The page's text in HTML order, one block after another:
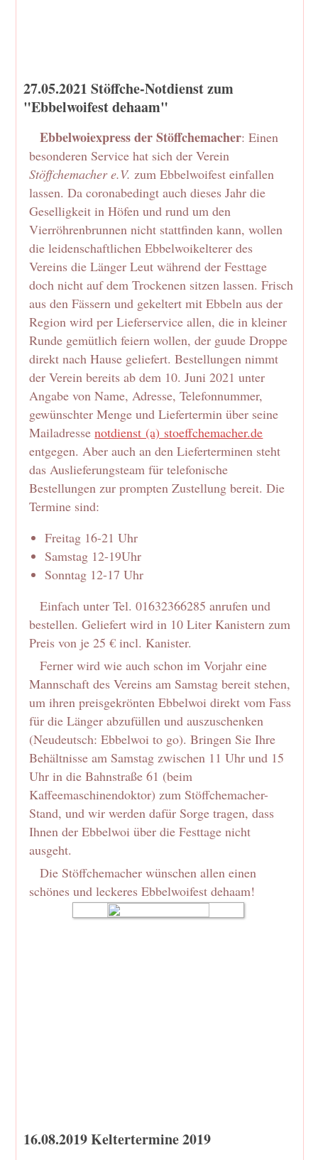
27.05.2021 Stöffche-Notdienst zum
"Ebbelwoifest dehaam"
Ebbelwoiexpress der Stöffchemacher: Einen
besonderen Service hat sich der Verein
Stöffchemacher e.V. zum Ebbelwoifest einfallen
lassen. Da coronabedingt auch dieses Jahr die
Geselligkeit in Höfen und rund um den
Vierröhrenbrunnen nicht stattfinden kann, wollen
die leidenschaftlichen Ebbelwoikelterer des
Vereins die Länger Leut während der Festtage
doch nicht auf dem Trockenen sitzen lassen. Frisch
aus den Fässern und gekeltert mit Ebbeln aus der
Region wird per Lieferservice allen, die in kleiner
Runde gemütlich feiern wollen, der guude Droppe
direkt nach Hause geliefert. Bestellungen nimmt
der Verein bereits ab dem 10. Juni 2021 unter
Angabe von Name, Adresse, Telefonnummer,
gewünschter Menge und Liefertermin über seine
Mailadressenotdienst (a) stoeffchemacher.de
entgegen. Aber auch an den Lieferterminen steht
das Auslieferungsteam für telefonische
Bestellungen zur prompten Zustellung bereit. Die
Termine sind:
Freitag 16-21 Uhr
Samstag 12-19Uhr
Sonntag 12-17 Uhr
Einfach unter Tel. 01632366285 anrufen und
bestellen. Geliefert wird in 10 Liter Kanistern zum
Preis von je 25 € incl. Kanister.
Ferner wird wie auch schon im Vorjahr eine
Mannschaft des Vereins am Samstag bereit stehen,
um ihren preisgekrönten Ebbelwoi direkt vom Fass
für die Länger abzufüllen und auszuschenken
(Neudeutsch: Ebbelwoi to go). Bringen Sie Ihre
Behältnisse am Samstag zwischen 11 Uhr und 15
Uhr in die Bahnstraße 61 (beim
Kaffeemaschinendoktor) zum Stöffchemacher-
Stand, und wir werden dafür Sorge tragen, dass
Ihnen der Ebbelwoi über die Festtage nicht
ausgeht.
Die Stöffchemacher wünschen allen einen
schönes und leckeres Ebbelwoifest dehaam!
16.08.2019 Keltertermine 2019